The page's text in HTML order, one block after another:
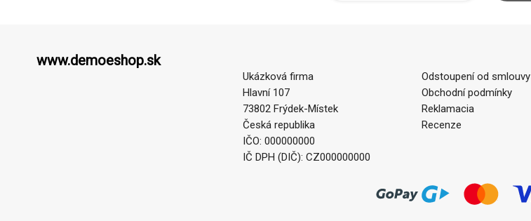
www.demoeshop.sk
Ukázková firma
Hlavní 107
73802 Frýdek-Místek
Česká republika
IČO: 000000000
IČ DPH (DIČ): CZ000000000
Odstoupení od smlouvy
Obchodní podmínky
Reklamacia
Recenze